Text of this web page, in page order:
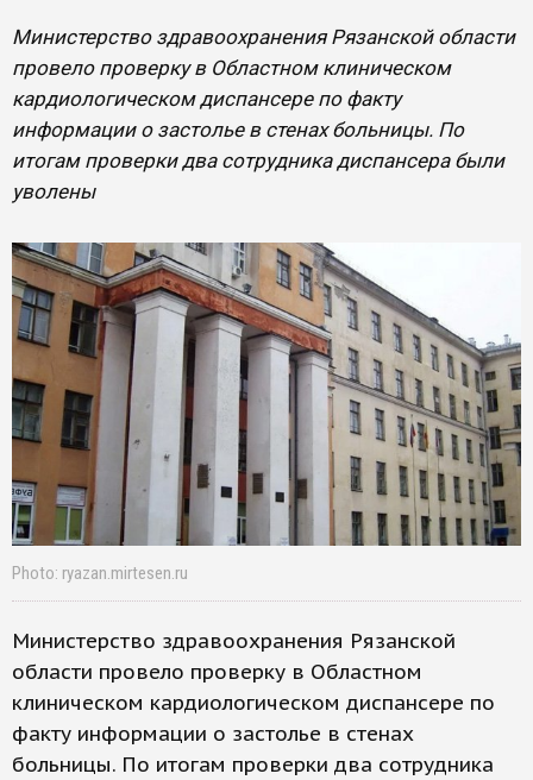
Министерство здравоохранения Рязанской области
провело проверку в Областном клиническом
кардиологическом диспансере по факту
информации о застолье в стенах больницы. По
итогам проверки два сотрудника диспансера были
уволены
Photo: ryazan.mirtesen.ru
Министерство здравоохранения Рязанской
области провело проверку в Областном
клиническом кардиологическом диспансере по
факту информации о застолье в стенах
больницы. По итогам проверки два сотрудника